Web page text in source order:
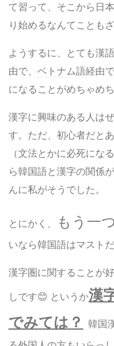
て習って、そこから日
り始めるなんてことも
ようするに、とても漢
由で、 ベトナム語経由
になることがめちゃめ
漢字に興味のある人は
す。ただ、初心者だと
（文法とかに必死にな
ら韓国語と漢字の関係
んに私がそうでした。
とにかく、 もう一
いなら韓国語はマスト
漢字圏に関することが
しです😊 というか漢
でみては？
韓国